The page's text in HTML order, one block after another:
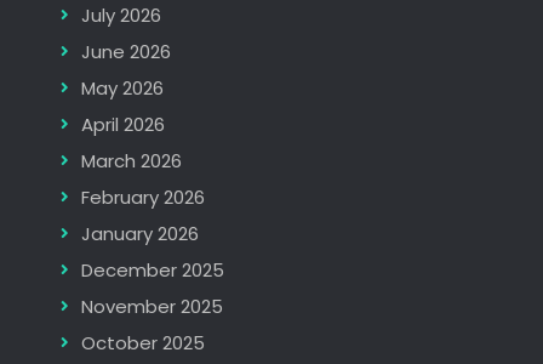
July 2026
June 2026
May 2026
April 2026
March 2026
February 2026
January 2026
December 2025
November 2025
October 2025